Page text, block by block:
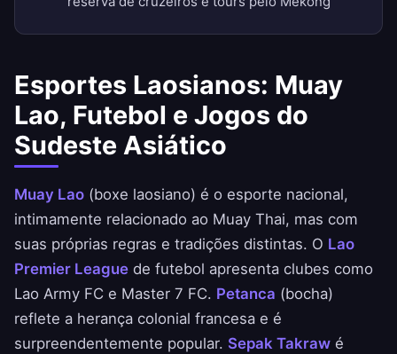
Esportes Laosianos: Muay
Lao, Futebol e Jogos do
Sudeste Asiático
Muay Lao (boxe laosiano) é o esporte nacional,
intimamente relacionado ao Muay Thai, mas com
suas próprias regras e tradições distintas. O Lao
Premier League de futebol apresenta clubes como
Lao Army FC e Master 7 FC. Petanca (bocha)
reflete a herança colonial francesa e é
surpreendentemente popular. Sepak Takraw é